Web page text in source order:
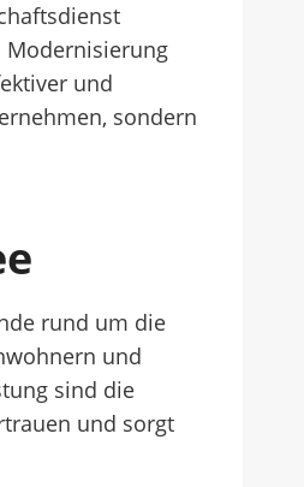
Modernisierung
und
sondern
rund um die
und
sind die
und sorgt